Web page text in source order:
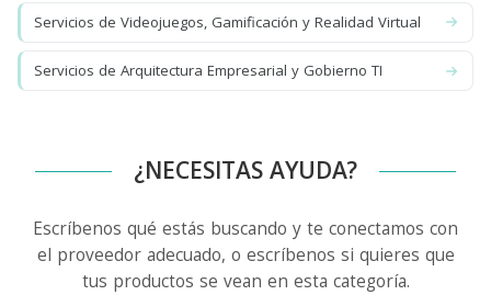
Servicios de Videojuegos, Gamificación y Realidad Virtual
Servicios de Arquitectura Empresarial y Gobierno TI
¿NECESITAS AYUDA?
Escríbenos qué estás buscando y te conectamos con
el proveedor adecuado, o escríbenos si quieres que
tus productos se vean en esta categoría.